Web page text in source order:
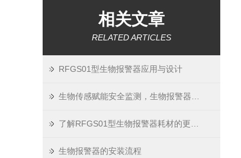
相关文章
RELATED ARTICLES
RFGS01型生物报警器应用与设计
生物报警器的安装流程